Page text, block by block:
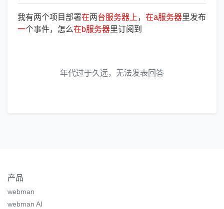
我有两个项目部署在两台服务器 上 ， 在a服务器里发布
一个事件，怎么在b服务器里订阅到
年代过于久远，无法发表回答
产品
webman
webman AI